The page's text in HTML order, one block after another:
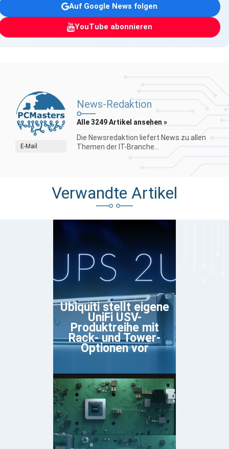
Auf Google News folgen
YouTube abonnieren
E-Mail
News-Redaktion
Alle 3249 Artikel ansehen »
Die Newsredaktion liefert News zu allen
Themen der IT-Branche...
Verwandte Artikel
Ubiquiti stellt eigene
UniFi USV-
Produktreihe mit
Rack- und Tower-
Optionen vor